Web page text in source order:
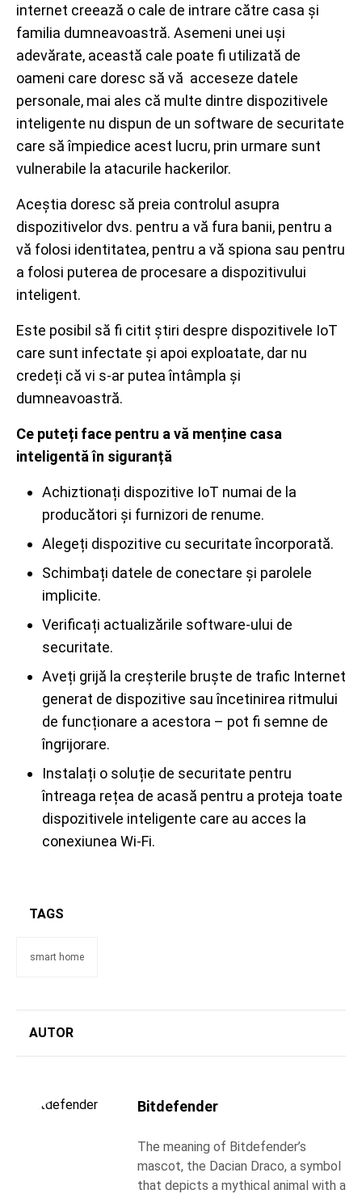
internet creează o cale de intrare către casa și
familia dumneavoastră. Asemeni unei uși
adevărate, această cale poate fi utilizată de
oameni care doresc să vă acceseze datele
personale, mai ales că multe dintre dispozitivele
inteligente nu dispun de un software de securitate
care să împiedice acest lucru, prin urmare sunt
vulnerabile la atacurile hackerilor.
Aceștia doresc să preia controlul asupra
dispozitivelor dvs. pentru a vă fura banii, pentru a
vă folosi identitatea, pentru a vă spiona sau pentru
a folosi puterea de procesare a dispozitivului
inteligent.
Este posibil să fi citit știri despre dispozitivele IoT
care sunt infectate și apoi exploatate, dar nu
credeți că vi s-ar putea întâmpla și
dumneavoastră.
Ce puteți face pentru a vă menține casa
inteligentă în siguranță
Achiztionați dispozitive IoT numai de la
producători și furnizori de renume.
Alegeți dispozitive cu securitate încorporată.
Schimbați datele de conectare și parolele
implicite.
Verificați actualizările software-ului de
securitate.
Aveți grijă la creșterile bruște de trafic Internet
generat de dispozitive sau încetinirea ritmului
de funcționare a acestora – pot fi semne de
îngrijorare.
Instalați o soluție de securitate pentru
întreaga rețea de acasă pentru a proteja toate
dispozitivele inteligente care au acces la
conexiunea Wi-Fi.
TAGS
smart home
AUTOR
Bitdefender
The meaning of Bitdefender’s
mascot, the Dacian Draco, a symbol
that depicts a mythical animal with a